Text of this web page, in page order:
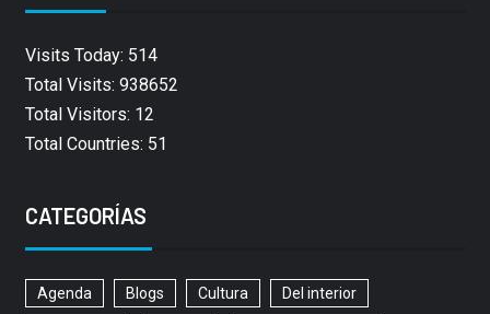
Visits Today: 514
Total Visits: 938652
Total Visitors: 12
Total Countries: 51
CATEGORÍAS
Agenda Blogs Cultura Del interior